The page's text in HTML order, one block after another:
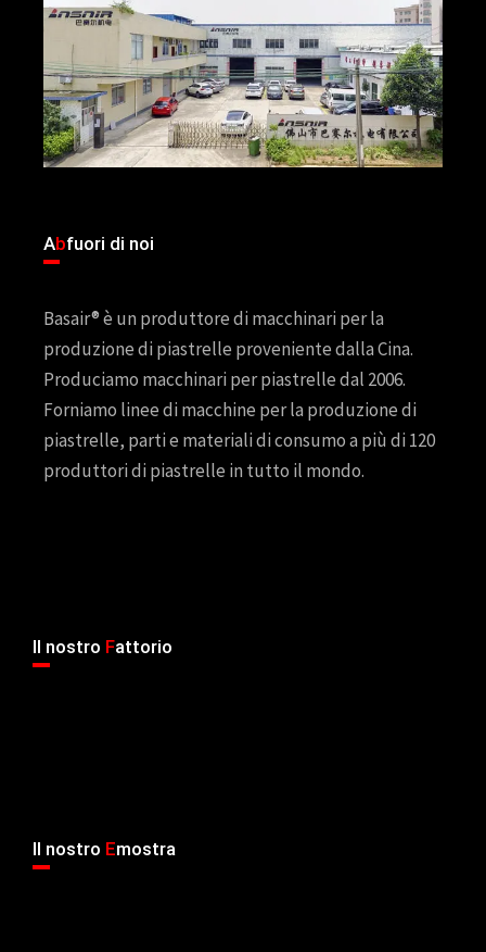
Abfuori di noi
Basair® è un produttore di macchinari per la
produzione di piastrelle proveniente dalla Cina.
Produciamo macchinari per piastrelle dal 2006.
Forniamo linee di macchine per la produzione di
piastrelle, parti e materiali di consumo a più di 120
produttori di piastrelle in tutto il mondo.
Il nostro Fattorio
Il nostro Emostra